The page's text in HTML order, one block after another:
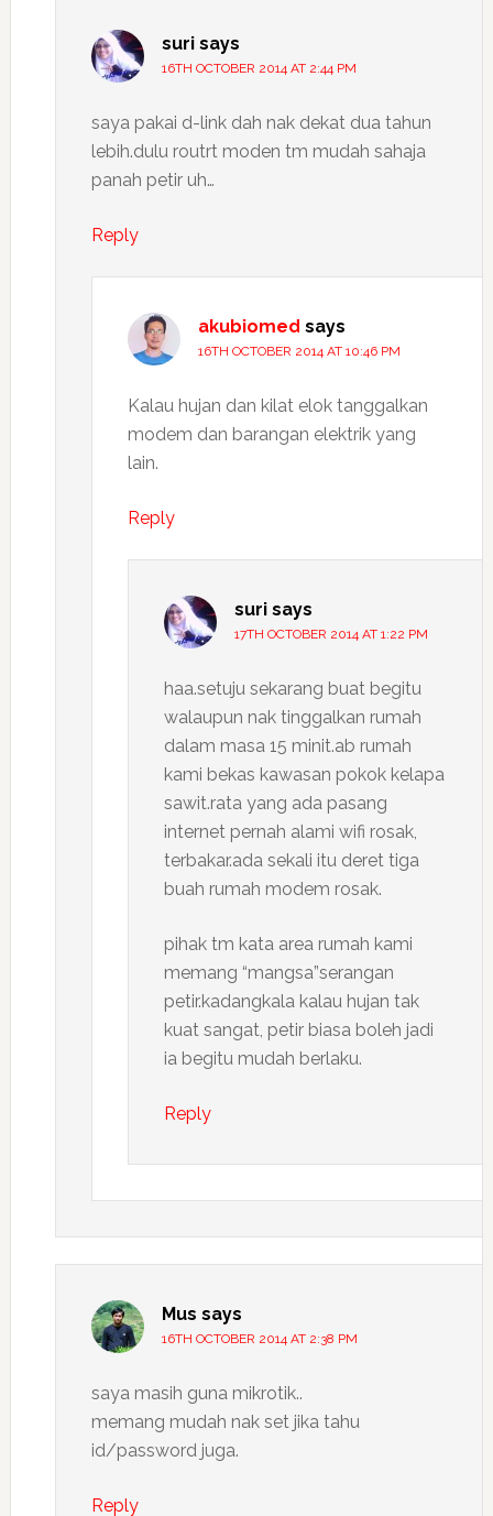
suri says
16TH OCTOBER 2014 AT 2:44 PM
saya pakai d-link dah nak dekat dua tahun
lebih.dulu routrt moden tm mudah sahaja
panah petir uh…
Reply
akubiomed says
16TH OCTOBER 2014 AT 10:46 PM
Kalau hujan dan kilat elok tanggalkan
modem dan barangan elektrik yang
lain.
Reply
suri says
17TH OCTOBER 2014 AT 1:22 PM
haa.setuju sekarang buat begitu
walaupun nak tinggalkan rumah
dalam masa 15 minit.ab rumah
kami bekas kawasan pokok kelapa
sawit.rata yang ada pasang
internet pernah alami wifi rosak,
terbakar.ada sekali itu deret tiga
buah rumah modem rosak.
pihak tm kata area rumah kami
memang “mangsa”serangan
petir.kadangkala kalau hujan tak
kuat sangat, petir biasa boleh jadi
ia begitu mudah berlaku.
Reply
Mus says
16TH OCTOBER 2014 AT 2:38 PM
saya masih guna mikrotik..
memang mudah nak set jika tahu
id/password juga.
Reply